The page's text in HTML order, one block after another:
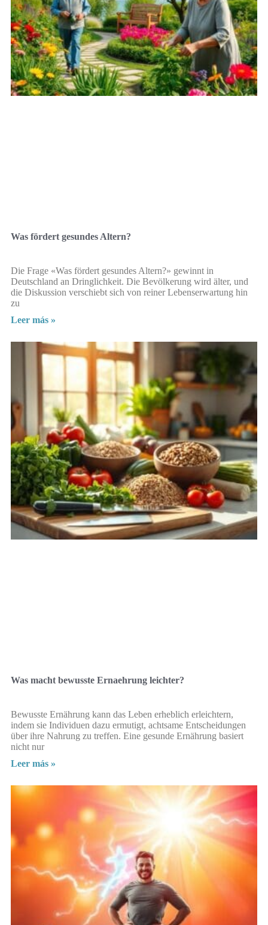
Was fördert gesundes Altern?
Die Frage «Was fördert gesundes Altern?» gewinnt in
Deutschland an Dringlichkeit. Die Bevölkerung wird älter, und
die Diskussion verschiebt sich von reiner Lebenserwartung hin
zu
Leer más »
Was macht bewusste Ernaehrung leichter?
Bewusste Ernährung kann das Leben erheblich erleichtern,
indem sie Individuen dazu ermutigt, achtsame Entscheidungen
über ihre Nahrung zu treffen. Eine gesunde Ernährung basiert
nicht nur
Leer más »